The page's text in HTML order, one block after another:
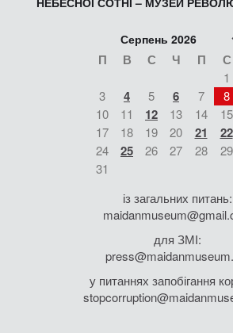
Серпень 2026
П В С Ч П С
1
3 4 5 6 7 8
10
11 12 13 14 15
17
18 19 20 21 22
24
25 26 27 28 29
31
із загальних питань:
для ЗМІ:
у питаннях запобігання